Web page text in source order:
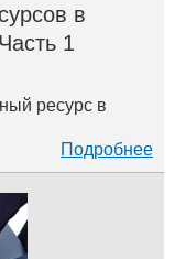
в
1
ресурс в
Подробнее